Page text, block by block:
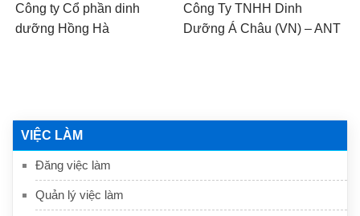
VIỆC LÀM
Đăng việc làm
Quản lý việc làm
Công ty Cổ phần dinh
dưỡng Hồng Hà
Công Ty TNHH Dinh
Dưỡng Á Châu (VN) – ANT